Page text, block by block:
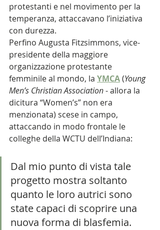
protestanti e nel movimento per la
temperanza, attaccavano l’iniziativa
con durezza.
Perfino Augusta Fitzsimmons, vice-
presidente della maggiore
organizzazione protestante
femminile al mondo, la YMCA (Young
Men’s Christian Association - allora la
dicitura “Women’s” non era
menzionata) scese in campo,
attaccando in modo frontale le
colleghe della WCTU dell’Indiana:
Dal mio punto di vista tale
progetto mostra soltanto
quanto le loro autrici sono
state capaci di scoprire una
nuova forma di blasfemia.